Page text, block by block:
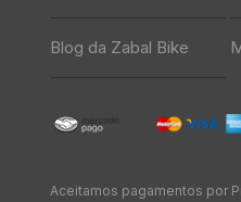
Blog da Zabal Bike
Aceitamos pagamentos por